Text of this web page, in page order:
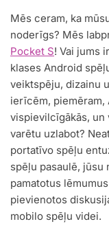
Mēs ceram, ka
noderīgs? Mēs
Pocket S! Vai jums
klases Android
veiktspēju, dizainu
ierīcēm, piemēram,
vispievilcīgākās, un
varētu uzlabot?
portatīvo spēļu
spēļu pasaulē,
pamatotus
pievienotos
mobilo spēļu videi.